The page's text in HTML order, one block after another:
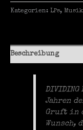
-
Waiting
Menge
Kategorien: LPs, Musik
Beschreibung
Jahren
Gruft in
Wunsch,